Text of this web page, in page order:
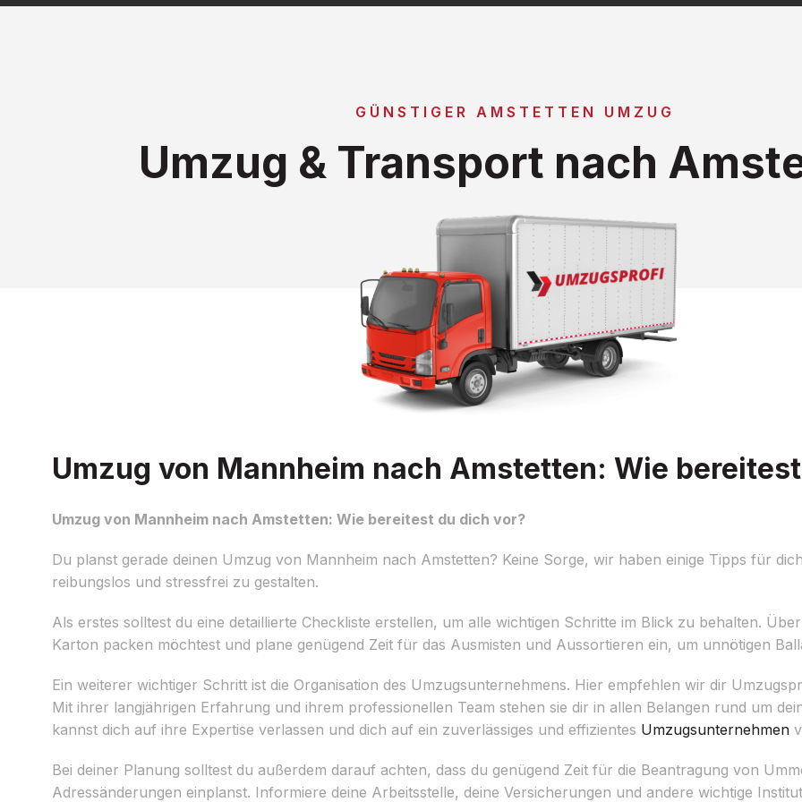
GÜNSTIGER AMSTETTEN UMZUG
Umzug & Transport nach
Umzug von Mannheim nach Amstetten: Wie
Umzug von Mannheim nach Amstetten: Wie bereitest du dich vor?
Du planst gerade deinen Umzug von Mannheim nach Amstetten? Keine Sorge, wir haben einige Tipps für
reibungslos und stressfrei zu gestalten.
Als erstes solltest du eine detaillierte Checkliste erstellen, um alle wichtigen Schritte im Blick zu behalten.
Karton packen möchtest und plane genügend Zeit für das Ausmisten und Aussortieren ein, um unnötigen
Ein weiterer wichtiger Schritt ist die Organisation des Umzugsunternehmens. Hier empfehlen wir dir
Mit ihrer langjährigen Erfahrung und ihrem professionellen Team stehen sie dir in allen Belangen rund um
kannst dich auf ihre Expertise verlassen und dich auf ein zuverlässiges und effizientes Umzugsunternehmen
Bei deiner Planung solltest du außerdem darauf achten, dass du genügend Zeit für die Beantragung von
Adressänderungen einplanst. Informiere deine Arbeitsstelle, deine Versicherungen und andere wichtige